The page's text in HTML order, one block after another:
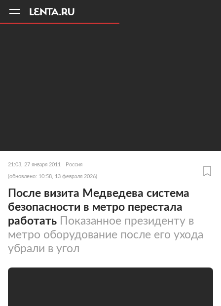
21:03, 27 января 2011 Россия
(обновлено: 10:58, 13 февраля 2026)
После визита Медведева система
безопасности в метро перестала
работать Показанное президенту в
метро оборудование после его ухода
убрали в угол